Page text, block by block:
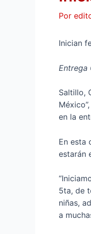
Por
Inician
Entrega
Saltillo,
en la
En esta
estarán
5ta, de
niñas,
a